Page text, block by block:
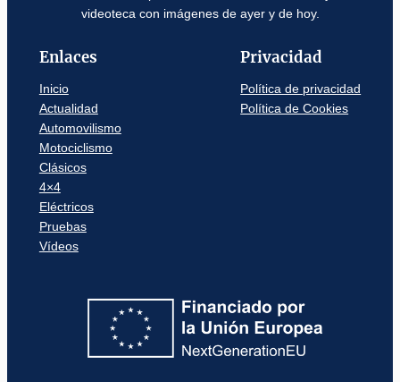
videoteca con imágenes de ayer y de hoy.
Enlaces
Inicio
Actualidad
Automovilismo
Motociclismo
Clásicos
4×4
Eléctricos
Pruebas
Vídeos
Privacidad
Política de privacidad
Política de Cookies